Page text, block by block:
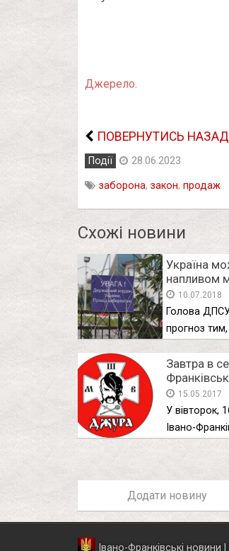
Джерело.
ПОВЕРНУТИСЬ НАЗАД
Події 28.06.2023
заборона, закон, продаж
Схожі новини
Україна
напливом
–
10.07.2018
Голова
прогноз
Завтра в
“джуру”
15.05.2017
У вівторок,
Івано-
Додати новину
Івано-Франківські новини |